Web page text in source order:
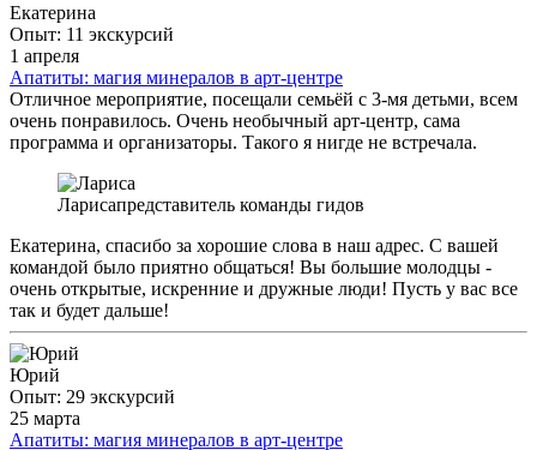
Екатерина
Опыт: 11 экскурсий
1 апреля
Апатиты: магия минералов в арт-центре
Отличное мероприятие, посещали семьёй с 3-мя детьми, всем
очень понравилось. Очень необычный арт-центр, сама
программа и организаторы. Такого я нигде не встречала.
Ларисапредставитель команды гидов
Екатерина, спасибо за хорошие слова в наш адрес. С вашей
командой было приятно общаться! Вы большие молодцы -
очень открытые, искренние и дружные люди! Пусть у вас все
так и будет дальше!
Юрий
Опыт: 29 экскурсий
25 марта
Апатиты: магия минералов в арт-центре